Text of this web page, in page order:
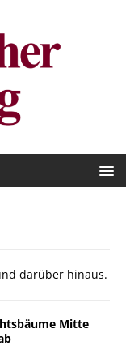
darüber hinaus.
Mitte